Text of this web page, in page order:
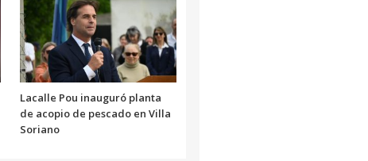
Lacalle Pou inauguró planta
de acopio de pescado en Villa
Soriano